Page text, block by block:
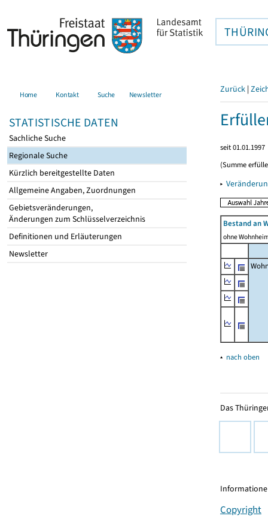
Home Kontakt Suche Newsletter
STATISTISCHE DATEN
Sachliche Suche
Regionale Suche
Kürzlich bereitgestellte Daten
Allgemeine Angaben, Zuordnungen
Gebietsveränderungen,
Änderungen zum Schlüsselverzeichnis
Definitionen und Erläuterungen
Newsletter
Zurück |
seit 01.01.1997
(Summe
▸
Bestand an
ohne
▴ nach oben
Das
Copyright